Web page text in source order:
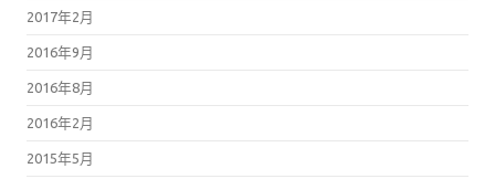
2017年2月
2016年9月
2016年8月
2016年2月
2015年5月